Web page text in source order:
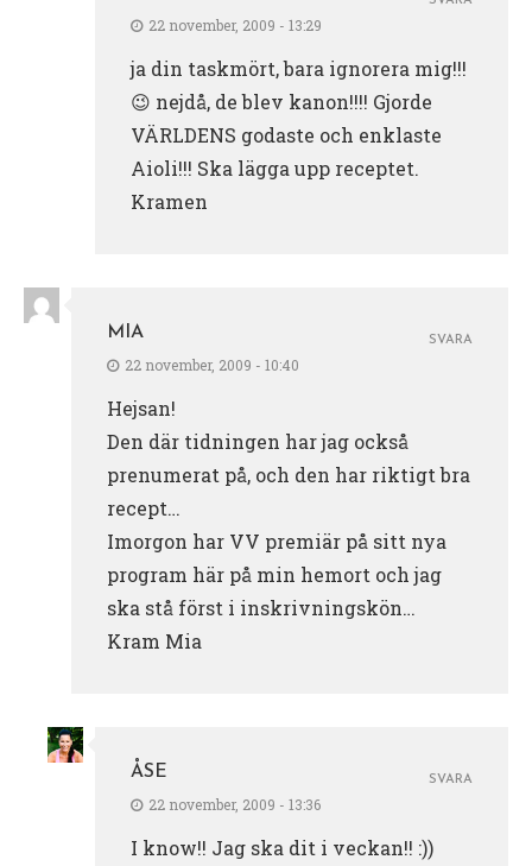
22 november, 2009 - 13:29
ja din taskmört, bara ignorera mig!!!
😉 nejdå, de blev kanon!!!! Gjorde
VÄRLDENS godaste och enklaste
Aioli!!! Ska lägga upp receptet.
Kramen
MIA
22 november, 2009 - 10:40
Hejsan!
Den där tidningen har jag också
prenumerat på, och den har riktigt bra
recept…
Imorgon har VV premiär på sitt nya
program här på min hemort och jag
ska stå först i inskrivningskön…
Kram Mia
SVARA
ÅSE
22 november, 2009 - 13:36
I know!! Jag ska dit i veckan!! :))
SVARA